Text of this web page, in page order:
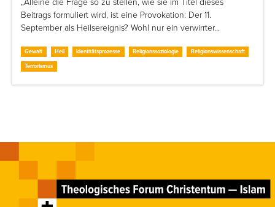
Beitrags formuliert wird, ist eine Provokation: Der 11.
September als Heilsereignis? Wohl nur ein verwirrter…
Gewalt Heil Identitätsprozesse Religionssoziologie
Religionswissenschaft
Terrorismus